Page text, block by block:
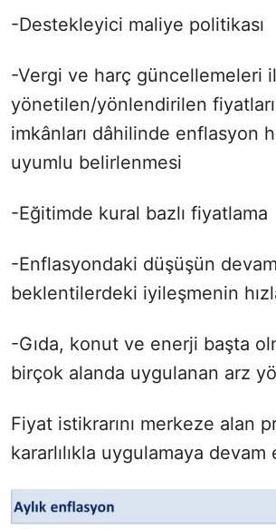
-Destekleyici maliye politikası
-Vergi ve harç güncellemeleri
yönetilen/yönlendirilen
imkânları dâhilinde enflasyon
uyumlu belirlenmesi
-Eğitimde kural bazlı fiyatlama
-Enflasyondaki düşüşün
beklentilerdeki iyileşmenin
-Gıda, konut ve enerji başta
birçok alanda uygulanan arz
Fiyat istikrarını merkeze alan
kararlılıkla uygulamaya devam